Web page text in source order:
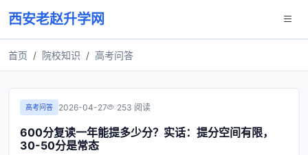
西安老赵升学网
首页 院校知识 高考问答
高考问答 2026-04-27 253 阅读
600分复读一年能提多少分？实话：提分空间有限，
30-50分是常态